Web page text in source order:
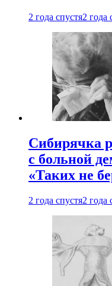
2 года спустя2 года
Сибирячка
с больной
«Таких не
2 года спустя2 года